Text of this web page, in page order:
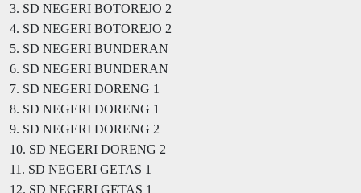
3. SD NEGERI BOTOREJO 2
4. SD NEGERI BOTOREJO 2
5. SD NEGERI BUNDERAN
6. SD NEGERI BUNDERAN
7. SD NEGERI DORENG 1
8. SD NEGERI DORENG 1
9. SD NEGERI DORENG 2
10. SD NEGERI DORENG 2
11. SD NEGERI GETAS 1
12. SD NEGERI GETAS 1